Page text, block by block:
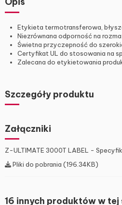
Etykieta termotransferowa,
Niezrównana odporność na
Świetna przyczepność do
Certyfikat UL do stosowania na
Zalecana do etykietowania
Szczegóły produktu
Załączniki
Z-ULTIMATE 3000T LABEL -
Pliki do pobrania (196.34KB)
16 innych produktów w